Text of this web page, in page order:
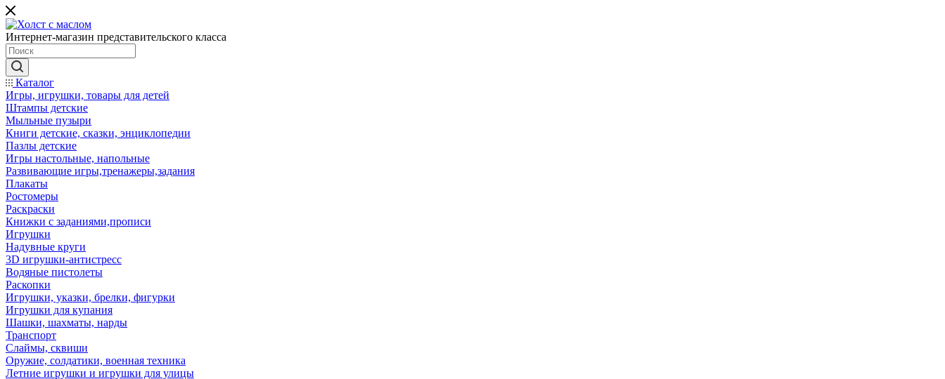
Интернет-магазин представительского класса
Каталог
Игры, игрушки, товары для детей
Штампы детские
Мыльные пузыри
Книги детские, сказки, энциклопедии
Пазлы детские
Игры настольные, напольные
Развивающие игры,тренажеры,задания
Плакаты
Ростомеры
Раскраски
Книжки с заданиями,прописи
Игрушки
Надувные круги
3D игрушки-антистресс
Водяные пистолеты
Раскопки
Игрушки, указки, брелки, фигурки
Игрушки для купания
Шашки, шахматы, нарды
Транспорт
Слаймы, сквиши
Оружие, солдатики, военная техника
Летние игрушки и игрушки для улицы